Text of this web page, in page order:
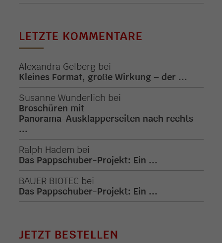
LETZTE KOMMENTARE
Alexandra Gelberg bei
Kleines Format, große Wirkung – der ...
Susanne Wunderlich bei
Broschüren mit
Panorama-Ausklapperseiten nach rechts
...
Ralph Hadem bei
Das Pappschuber-Projekt: Ein ...
BAUER BIOTEC bei
Das Pappschuber-Projekt: Ein ...
JETZT BESTELLEN